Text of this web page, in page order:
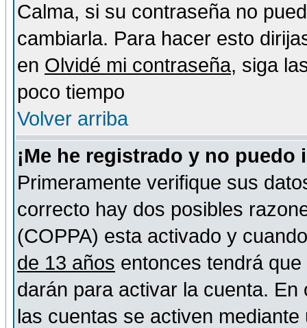
Calma, si su contraseña no
cambiarla. Para hacer esto
en Olvidé mi contraseña, siga
poco tiempo
Volver arriba
¡Me he registrado y no puedo
Primeramente verifique sus
correcto hay dos posibles
(COPPA) esta activado y
de 13 años entonces tendrá
darán para activar la cuenta.
las cuentas se activen